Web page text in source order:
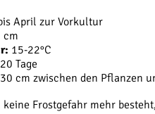
April zur Vorkultur
cm
15-22°C
Tage
30 cm zwischen den Pflanzen
Frostgefahr mehr